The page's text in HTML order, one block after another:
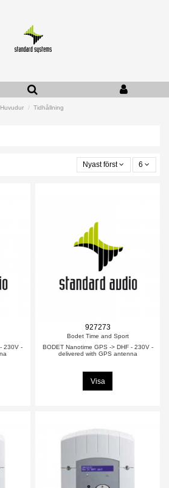
Huvudur Tidhållning
Nyast först 6
230V -
927273
Bodet Time and Sport
BODET Nanotime GPS -> DHF - 230V -
delivered with GPS antenna
Visa